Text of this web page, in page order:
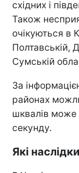
східних і
Також
очікуються в
Полтавській,
Сумській
За
районах
шквалів може
секунду.
Які